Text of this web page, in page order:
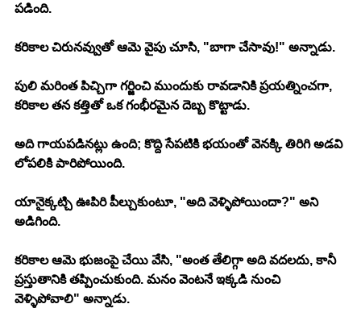
పడింది.
కరికాల చిరునవ్వుతో ఆమె వైపు చూసి, "బాగా చేసావు!" అన్నాడు.
పులి మరింత పిచ్చిగా గర్జించి ముందుకు రావడానికి ప్రయత్నించగా,
కరికాల తన కత్తితో ఒక గంభీరమైన దెబ్బ కొట్టాడు.
అది గాయపడినట్లు ఉంది; కొద్ది సేపటికి భయంతో వెనక్కి తిరిగి అడవి
లోపలికి పారిపోయింది.
యానైక్కట్చి ఊపిరి పీల్చుకుంటూ, "అది వెళ్ళిపోయిందా?" అని
అడిగింది.
కరికాల ఆమె భుజంపై చేయి వేసి, "అంత తేలిగ్గా అది వదలదు, కానీ
ప్రస్తుతానికి తప్పించుకుంది. మనం వెంటనే ఇక్కడి నుంచి
వెళ్ళిపోవాలి" అన్నాడు.